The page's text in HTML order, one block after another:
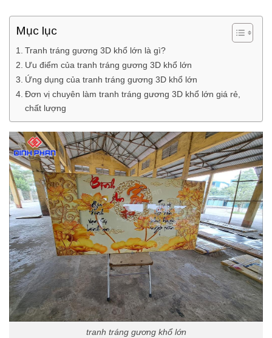
Mục lục
Tranh tráng gương 3D khổ lớn là gì?
Ưu điểm của tranh tráng gương 3D khổ lớn
Ứng dụng của tranh tráng gương 3D khổ lớn
Đơn vị chuyên làm tranh tráng gương 3D khổ lớn giá rẻ,
chất lượng
tranh tráng gương khổ lớn